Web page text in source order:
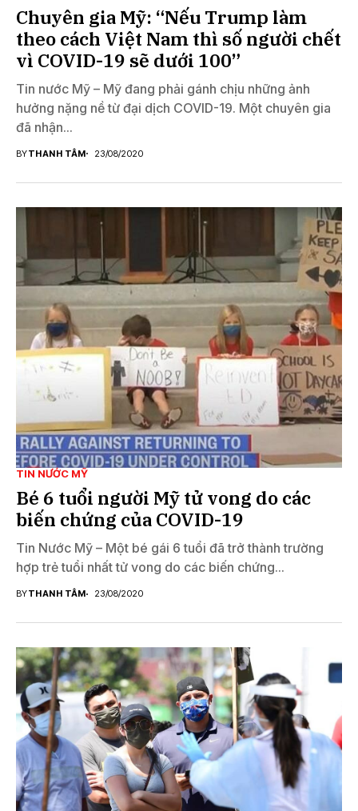
Chuyên gia Mỹ: “Nếu Trump làm
theo cách Việt Nam thì số người chết
vì COVID-19 sẽ dưới 100”
Tin nước Mỹ – Mỹ đang phải gánh chịu những ảnh
hưởng nặng nề từ đại dịch COVID-19. Một chuyên gia
đã nhận...
BYTHANH TÂM 23/08/2020
TIN NƯỚC MỸ
Bé 6 tuổi người Mỹ tử vong do các
biến chứng của COVID-19
Tin Nước Mỹ – Một bé gái 6 tuổi đã trở thành trường
hợp trẻ tuổi nhất tử vong do các biến chứng...
BYTHANH TÂM 23/08/2020